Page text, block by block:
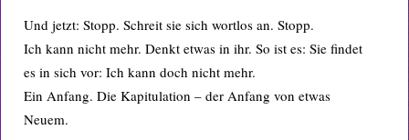
Und jetzt: Stopp. Schreit sie sich wortlos an. Stopp.
Ich kann nicht mehr. Denkt etwas in ihr. So ist es: Sie findet
es in sich vor: Ich kann doch nicht mehr.
Ein Anfang. Die Kapitulation – der Anfang von etwas
Neuem.